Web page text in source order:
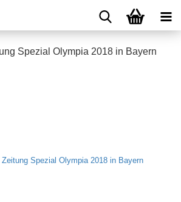
Spezial Olympia 2018 in Bayern